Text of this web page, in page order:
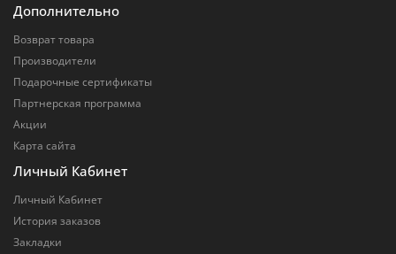
Дополнительно
Возврат товара
Производители
Подарочные сертификаты
Партнерская программа
Акции
Карта сайта
Личный Кабинет
Личный Кабинет
История заказов
Закладки